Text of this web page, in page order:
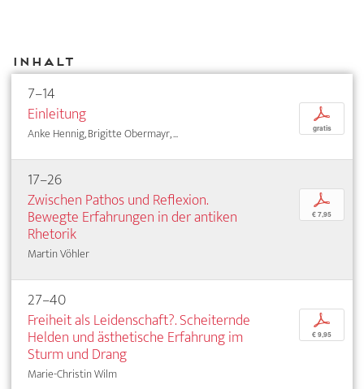
Inhalt
7–14
Einleitung
Anke Hennig, Brigitte Obermayr, ...
p
gratis
17–26
Zwischen Pathos und Reflexion.
Bewegte Erfahrungen in der antiken
Rhetorik
Martin Vöhler
p
€ 7,95
27–40
Freiheit als Leidenschaft?. Scheiternde
Helden und ästhetische Erfahrung im
Sturm und Drang
Marie-Christin Wilm
p
€ 9,95